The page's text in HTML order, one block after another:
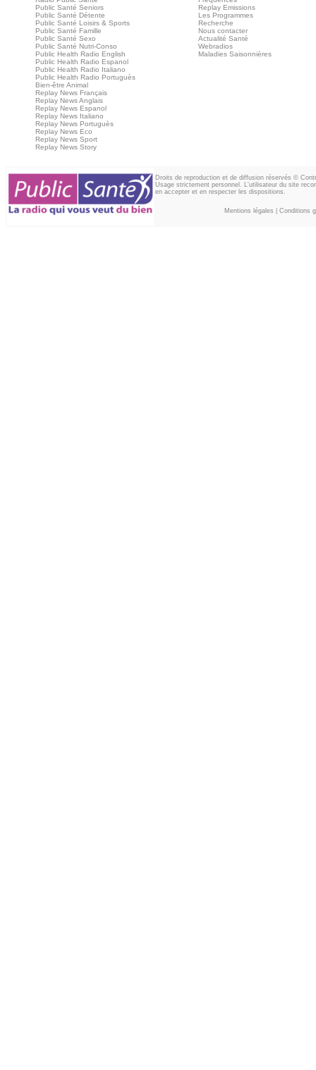
Public Santé Seniors
Public Santé Détente
Public Santé Loisirs & Sports
Public Santé Famille
Public Santé Sexo
Public Santé Nutri-Conso
Public Health Radio English
Public Health Radio Espanol
Public Health Radio Italiano
Public Health Radio Portuguès
Bien-être Animal
Replay News Français
Replay News Anglais
Replay News Espanol
Replay News Italiano
Replay News Portuguès
Replay News Eco
Replay News Sport
Replay News Story
Replay Emissions
Les Programmes
Recherche
Nous contacter
Actualité Santé
Webradios
Maladies Saisonnières
Droits de reproduction et de diffusion réservés ©
Usage strictement personnel. L'utilisateur du site
en accepter et en respecter les dispositions.
Mentions légales Conditions